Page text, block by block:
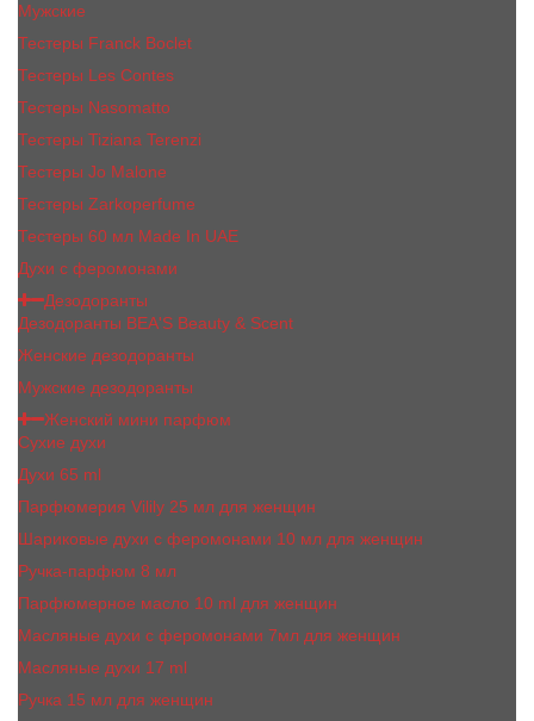
Мужские
Тестеры Franck Boclet
Тестеры Les Contes
Тестеры Nasomatto
Тестеры Tiziana Terenzi
Тестеры Jо Malоnе
Тестеры Zarkoperfume
Тестеры 60 мл Made In UAE
Духи с феромонами
Дезодоранты
Дезодоранты BEA'S Beauty & Scent
Женские дезодоранты
Мужские дезодоранты
Женский мини парфюм
Сухие духи
Духи 65 ml
Парфюмерия Vilily 25 мл для женщин
Шариковые духи с феромонами 10 мл для женщин
Ручка-парфюм 8 мл
Парфюмерное масло 10 ml для женщин
Масляные духи c феромонами 7мл для женщин
Масляные духи 17 ml
Ручка 15 мл для женщин